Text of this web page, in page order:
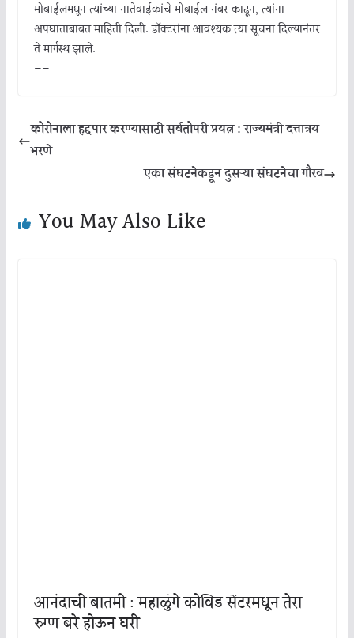
मोबाईलमधून त्यांच्या नातेवाईकांचे मोबाईल नंबर काढून, त्यांना
अपघाताबाबत माहिती दिली. डॉक्टरांना आवश्यक त्या सूचना दिल्यानंतर
ते मार्गस्थ झाले.
——
कोरोनाला हद्दपार करण्यासाठी सर्वतोपरी प्रयत्न : राज्यमंत्री दत्तात्रय
भरणे
एका संघटनेकडून दुसऱ्या संघटनेचा गौरव
You May Also Like
आनंदाची बातमी : महाळुंगे कोविड सेंटरमधून तेरा
रुग्ण बरे होऊन घरी